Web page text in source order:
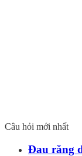
Câu hỏi mới nhất
Đau răng